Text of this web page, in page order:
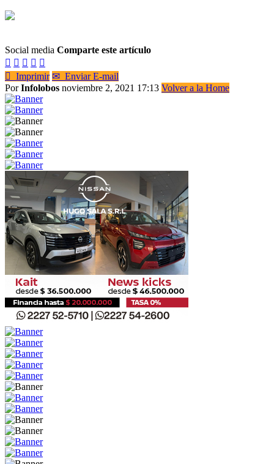
Social media Comparte este artículo
    
 Imprimir ✉ Enviar E-mail
PorInfolobos noviembre 2, 2021 17:13 Volver a la Home